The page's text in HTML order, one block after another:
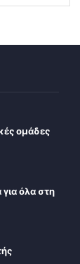
ομάδες
όλα στη